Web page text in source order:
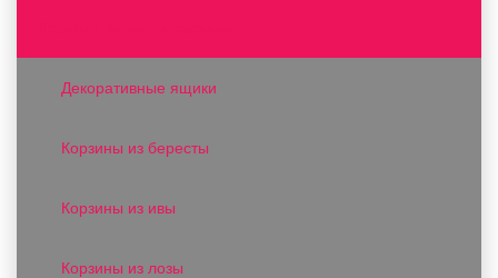
Декоративные ящики
Корзины из бересты
Корзины из ивы
Корзины из лозы